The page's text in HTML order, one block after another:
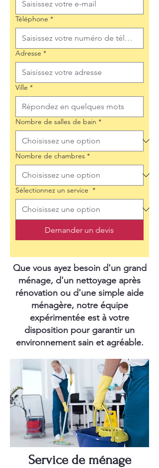
Téléphone *
Adresse *
Ville *
Nombre de salles de bain *
Nombre de chambres *
Sélectionnez un service *
Demander un devis
Que vous ayez besoin d'un grand
ménage, d'un nettoyage après
rénovation ou d'une simple aide
ménagère, notre équipe
expérimentée est à votre
disposition pour garantir un
environnement sain et agréable.
Service de ménage